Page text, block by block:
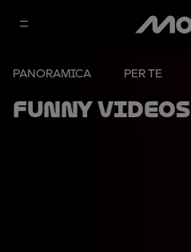
PANORAMICA PER TE
Funny videos